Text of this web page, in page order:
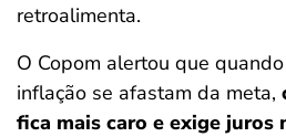
retroalimenta.
O Copom alertou que
inflação se afastam da meta,
fica mais caro e exige juros